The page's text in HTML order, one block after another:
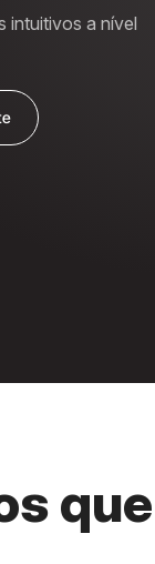
intuitivos a nível